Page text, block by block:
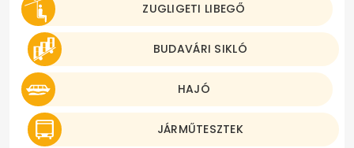
ZUGLIGETI LIBEGŐ
BUDAVÁRI SIKLÓ
HAJÓ
JÁRMŰTESZTEK